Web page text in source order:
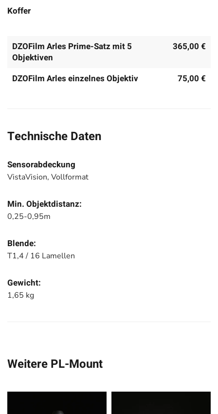
Koffer
DZOFilm Arles Prime-Satz mit 5
Objektiven
365,00 €
DZOFilm Arles einzelnes Objektiv 75,00 €
Technische Daten
Sensorabdeckung
VistaVision, Vollformat
Min. Objektdistanz:
0,25-0,95m
Blende:
T1,4 / 16 Lamellen
Gewicht:
1,65 kg
Weitere PL-Mount